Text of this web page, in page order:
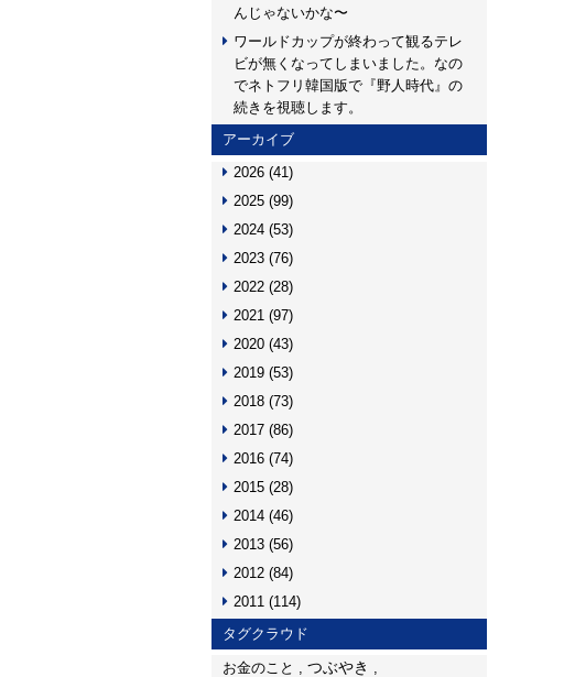
んじゃないかな〜
ワールドカップが終わって観るテレ
ビが無くなってしまいました。なの
でネトフリ韓国版で『野人時代』の
続きを視聴します。
アーカイブ
2026 (41)
2025 (99)
2024 (53)
2023 (76)
2022 (28)
2021 (97)
2020 (43)
2019 (53)
2018 (73)
2017 (86)
2016 (74)
2015 (28)
2014 (46)
2013 (56)
2012 (84)
2011 (114)
タグクラウド
お金のこと つぶやき